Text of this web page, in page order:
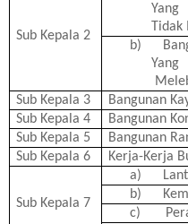
Sub Kepala 2
Yang
b)
Yang
Sub Kepala 3
Bangunan
Sub Kepala 4
Bangunan
Sub Kepala 5
Bangunan
Sub Kepala 6
Kerja-Kerja
Sub Kepala 7
a)
b)
c)